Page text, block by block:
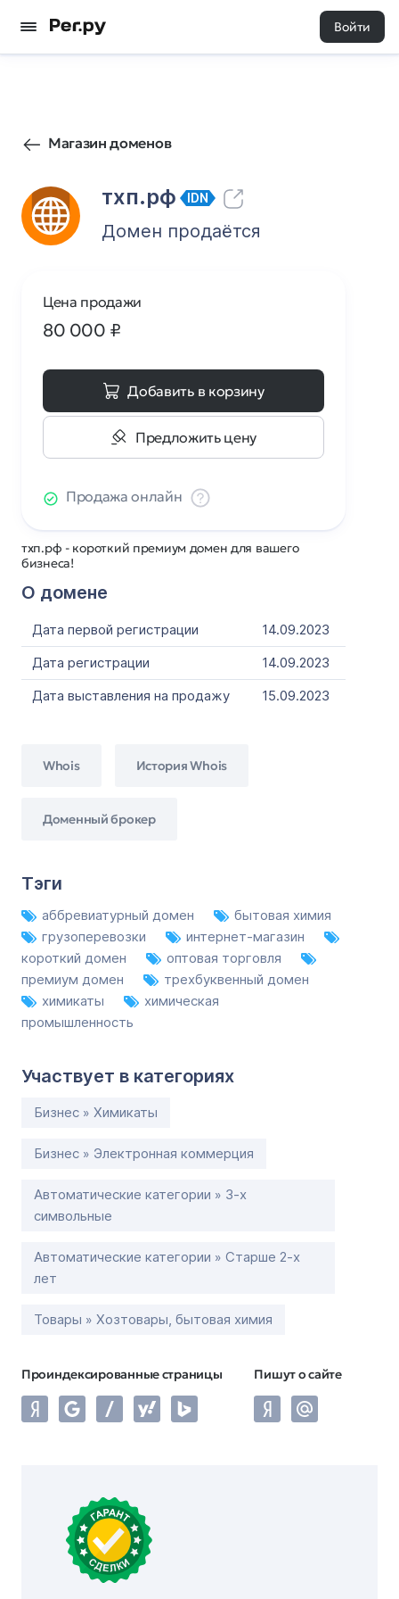
Войти
Магазин доменов
тхп.рф IDN
61 0
Домен продаётся
тхп.рф - короткий премиум домен для вашего
бизнеса!
О домене
Дата первой регистрации
14.09.2023
Дата регистрации
14.09.2023
Дата выставления на продажу
15.09.2023
Whois История Whois
Доменный брокер
Тэги
аббревиатурный домен
бытовая химия
грузоперевозки
интернет-магазин
короткий домен
оптовая торговля
премиум домен
трехбуквенный домен
химикаты
химическая
промышленность
Участвует в категориях
Бизнес » Химикаты
Бизнес » Электронная коммерция
Автоматические категории » 3-х
символьные
Автоматические категории » Старше 2-х
лет
Товары » Хозтовары, бытовая химия
Проиндексированные страницы Пишут о сайте
Цена продажи
80 000 ₽
Добавить в корзину
Предложить цену
Продажа онлайн